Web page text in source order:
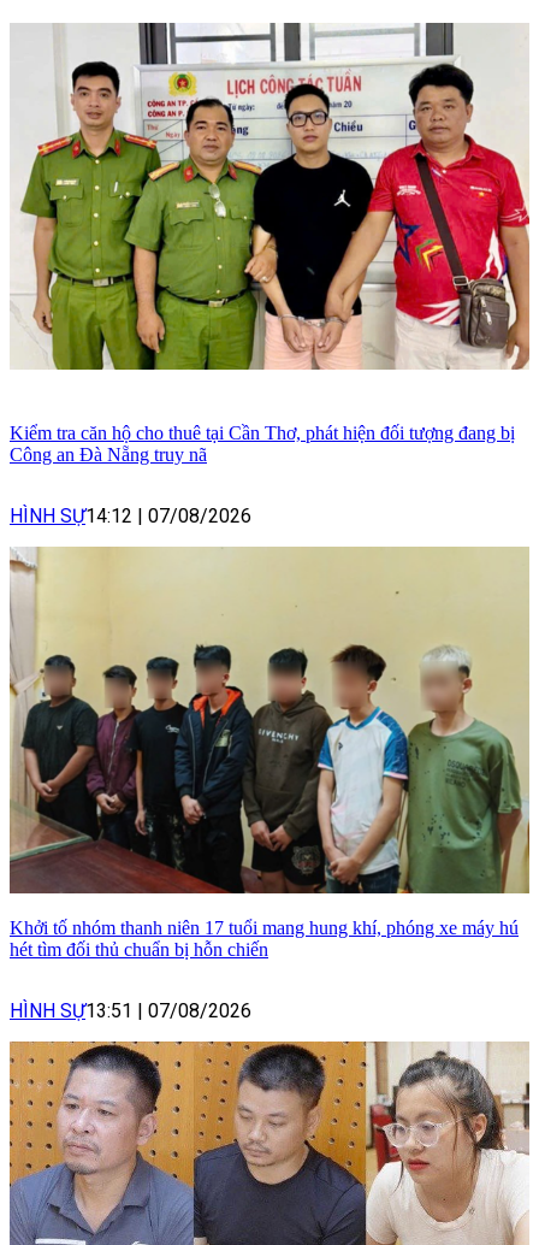
Kiểm tra căn hộ cho thuê tại Cần Thơ, phát hiện đối tượng đang bị
Công an Đà Nẵng truy nã
HÌNH SỰ14:12 | 07/08/2026
Khởi tố nhóm thanh niên 17 tuổi mang hung khí, phóng xe máy hú
hét tìm đối thủ chuẩn bị hỗn chiến
HÌNH SỰ13:51 | 07/08/2026